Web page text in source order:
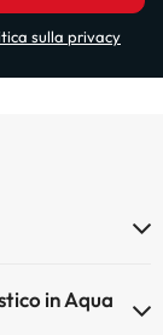
sulla privacy
in Aqua